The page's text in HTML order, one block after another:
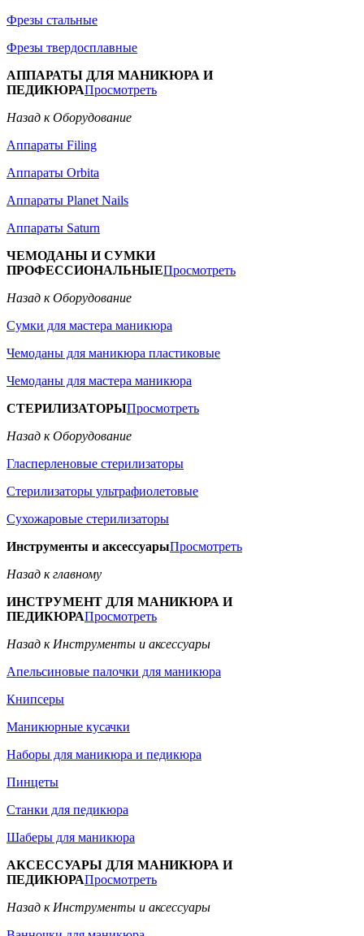
Фрезы стальные
Фрезы твердосплавные
АППАРАТЫ ДЛЯ МАНИКЮРА И
ПЕДИКЮРАПросмотреть
Назад к Оборудование
Аппараты Filing
Аппараты Orbita
Аппараты Planet Nails
Аппараты Saturn
ЧЕМОДАНЫ И СУМКИ
ПРОФЕССИОНАЛЬНЫЕПросмотреть
Назад к Оборудование
Сумки для мастера маникюра
Чемоданы для маникюра пластиковые
Чемоданы для мастера маникюра
СТЕРИЛИЗАТОРЫПросмотреть
Назад к Оборудование
Гласперленовые стерилизаторы
Стерилизаторы ультрафиолетовые
Сухожаровые стерилизаторы
Инструменты и аксессуарыПросмотреть
Назад к главному
ИНСТРУМЕНТ ДЛЯ МАНИКЮРА И
ПЕДИКЮРАПросмотреть
Назад к Инструменты и аксессуары
Апельсиновые палочки для маникюра
Книпсеры
Маникюрные кусачки
Наборы для маникюра и педикюра
Пинцеты
Станки для педикюра
Шаберы для маникюра
АКСЕССУАРЫ ДЛЯ МАНИКЮРА И
ПЕДИКЮРАПросмотреть
Назад к Инструменты и аксессуары